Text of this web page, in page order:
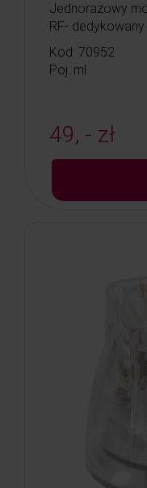
Jednorazowy
RF-
Kod: 70952
Poj: ml
49, - zł